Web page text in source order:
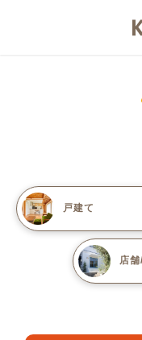
戸建て
店